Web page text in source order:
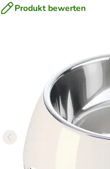
Produkt bewerten